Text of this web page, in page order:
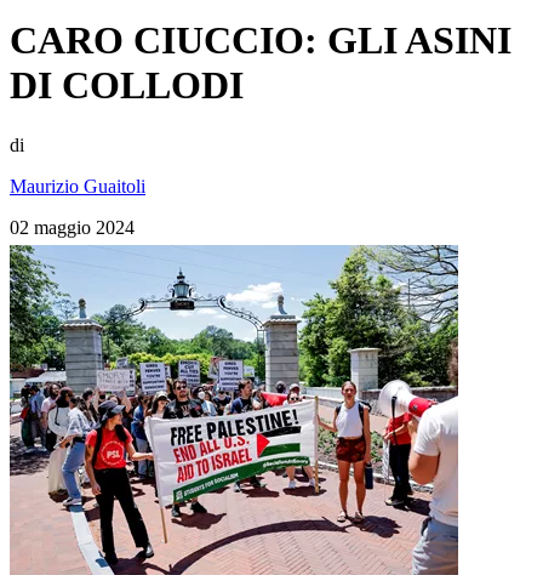
CARO CIUCCIO: GLI ASINI
DI COLLODI
di
Maurizio Guaitoli
02 maggio 2024